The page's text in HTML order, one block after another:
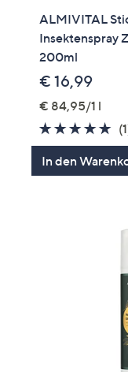
ALMIVITAL
Insektenspray
200ml
€ 16,99
€ 84,95/1 l
5
In den